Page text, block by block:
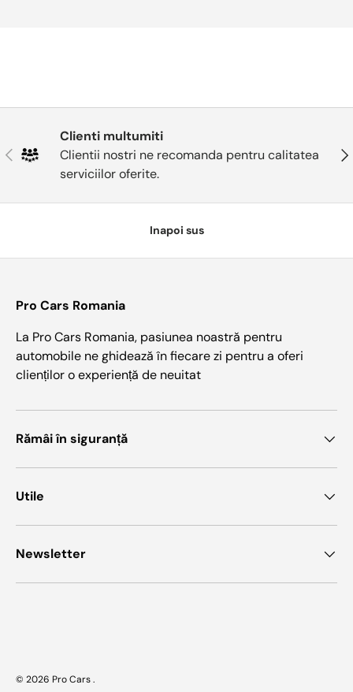
Anterior
Clienti multumiti
Clientii nostri ne recomanda pentru calitatea
serviciilor oferite.
Inapoi sus
Pro Cars Romania
La Pro Cars Romania, pasiunea noastră pentru
automobile ne ghidează în fiecare zi pentru a oferi
clienților o experiență de neuitat
Rămâi în siguranță
Utile
Newsletter
© 2026 Pro Cars.